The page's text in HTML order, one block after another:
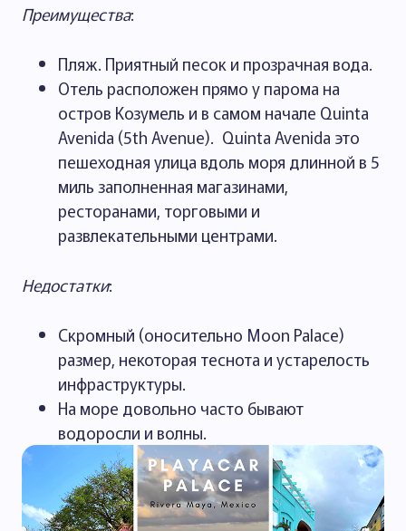
Преимущества:
Пляж. Приятный песок и прозрачная вода.
Отель расположен прямо у парома на
остров Козумель и в самом начале Quinta
Avenida (5th Avenue). Quinta Avenida это
пешеходная улица вдоль моря длинной в 5
миль заполненная магазинами,
ресторанами, торговыми и
развлекательными центрами.
Недостатки:
Скромный (оносительно Moon Palace)
размер, некоторая теснота и устарелость
инфраструктуры.
На море довольно часто бывают
водоросли и волны.